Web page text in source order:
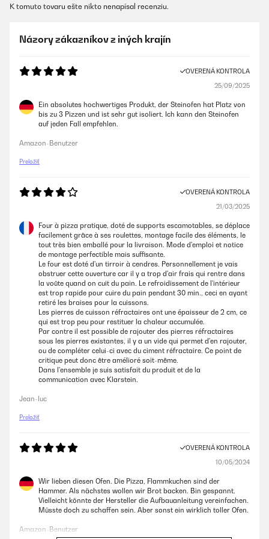
K tomuto tovaru ešte nikto nenapísal recenziu.
Názory zákazníkov z iných krajín
OVERENÁ KONTROLA
25/09/2025
Ein absolutes hochwertiges Produkt, der Steinofen hat Platz von
bis zu 3 Pizzen und ist sehr gut isoliert. Ich kann den Steinofen
auf jeden Fall empfehlen.
Amazon-Benutzer
Preložiť
OVERENÁ KONTROLA
21/03/2025
Four à pizza pratique, doté de supports escamotables, se déplace
facilement grâce à ses roulettes, montage facile des éléments, le
tout très bien emballé pour la livraison. Mode d'emploi et notice
de montage perfectible mais suffisante.
Le four est doté d'un tirroir à cendres. Personnellement je vais
obstruer cette ouverture car il y a trop d'air frais qui rentre dans
la voûte quand on cuit du pain. Le refroidissement de l'intérieur
est trop rapide pour cuire du pain pendant 30 min., ceci en ayant
retiré les braises pour la cuissons.
Les pierres de cuisson réfractaires ont une épaisseur de 2 cm, ce
qui est trop peu pour restituer la chaleur accumulée.
Par contre il est possible de rajouter des pierres réfractaires
sous les pierres existantes, il y a un vide qui permet d'en rajouter,
ou de compléter celui-ci avec du ciment réfractaire. Ce point de
critique peut donc être amélioré soit-même.
Dans l'ensemble je suis satisfait du produit et de la
communication avec Klarstein.
Jean-luc
Preložiť
OVERENÁ KONTROLA
10/05/2024
Wir lieben diesen Ofen. Die Pizza, Flammkuchen sind der
Hammer. Als nächstes wollen wir Brot backen. Bin gespannt.
Vielleicht könnte der Hersteller die Aufbauanleitung vereinfachen.
Müsste doch zu schaffen sein. Aber sonst ein wirklich toller Ofen.
Amazon-Benutzer